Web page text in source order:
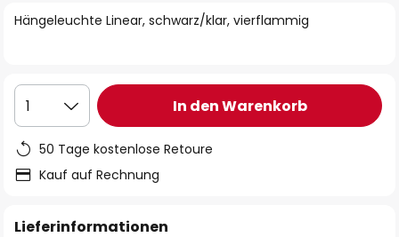
Hängeleuchte Linear, schwarz/klar, vierflammig
1 In den Warenkorb
50 Tage kostenlose Retoure
Kauf auf Rechnung
Lieferinformationen